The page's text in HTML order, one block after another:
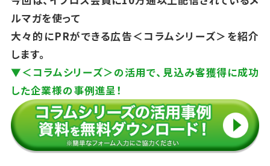
ルマガを使って
大々的にPRができる広告＜コラムシリーズ＞を紹介
します。
▼＜コラムシリーズ＞の活用で、見込み客獲得に成功
した企業様の事例進呈！